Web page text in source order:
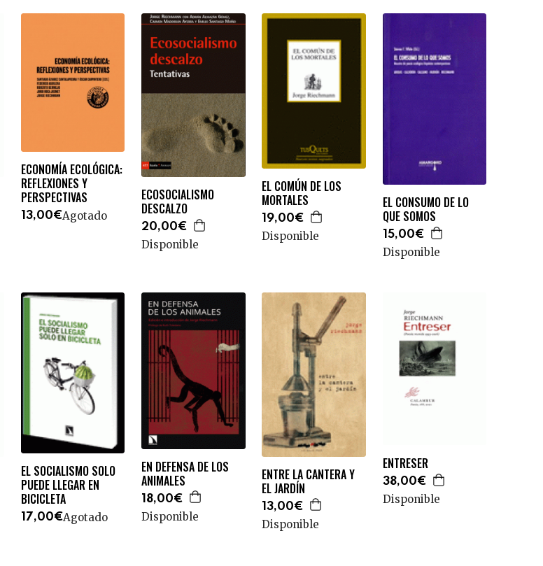
ECONOMÍA ECOLÓGICA:
REFLEXIONES Y
PERSPECTIVAS
13,00€Agotado
ECOSOCIALISMO
DESCALZO
20,00€
Disponible
EL COMÚN DE LOS
MORTALES
19,00€
Disponible
EL CONSUMO DE LO
QUE SOMOS
15,00€
Disponible
EL SOCIALISMO SOLO
PUEDE LLEGAR EN
BICICLETA
17,00€Agotado
EN DEFENSA DE LOS
ANIMALES
18,00€
Disponible
ENTRE LA CANTERA Y
EL JARDÍN
13,00€
Disponible
ENTRESER
38,00€
Disponible